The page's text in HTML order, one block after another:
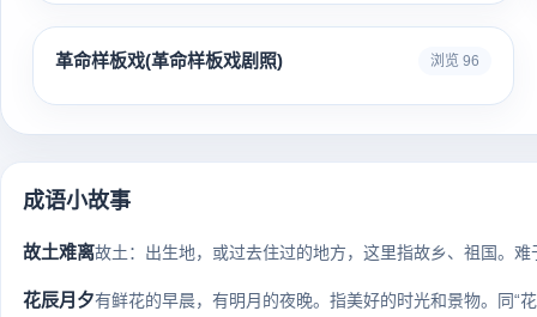
革命样板戏(革命样板戏剧照) 浏览 96
成语小故事
故土难离故土：出生地，或过去住过的地方，这里指故乡、祖国。
花辰月夕有鲜花的早晨，有明月的夜晚。指美好的时光和景物。同“